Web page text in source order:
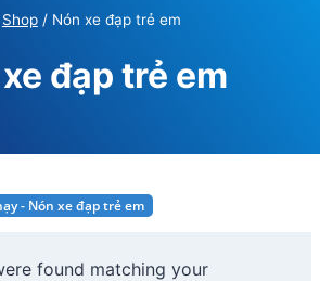
Shop / Nón xe đạp trẻ em
đạp trẻ em
- Nón xe đạp trẻ em
found matching your